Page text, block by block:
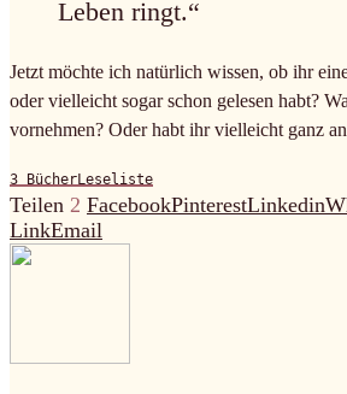
Leben ringt.“
Jetzt möchte ich natürlich wissen, ob ihr
oder vielleicht sogar schon gelesen habt?
vornehmen? Oder habt ihr vielleicht ganz
3 BücherLeseliste
Teilen 2 FacebookPinterestLinkedin
LinkEmail